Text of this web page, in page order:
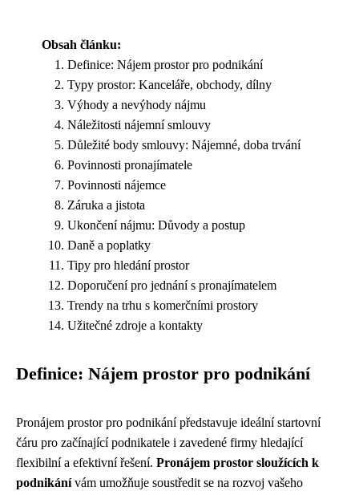
Obsah článku:
Definice: Nájem prostor pro podnikání
Typy prostor: Kanceláře, obchody, dílny
Výhody a nevýhody nájmu
Náležitosti nájemní smlouvy
Důležité body smlouvy: Nájemné, doba trvání
Povinnosti pronajímatele
Povinnosti nájemce
Záruka a jistota
Ukončení nájmu: Důvody a postup
Daně a poplatky
Tipy pro hledání prostor
Doporučení pro jednání s pronajímatelem
Trendy na trhu s komerčními prostory
Užitečné zdroje a kontakty
Definice: Nájem prostor pro podnikání
Pronájem prostor pro podnikání představuje ideální startovní
čáru pro začínající podnikatele i zavedené firmy hledající
flexibilní a efektivní řešení. Pronájem prostor sloužících k
podnikánívám umožňuje soustředit se na rozvoj vašeho